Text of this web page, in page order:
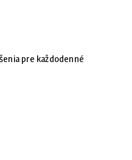
pre každodenné